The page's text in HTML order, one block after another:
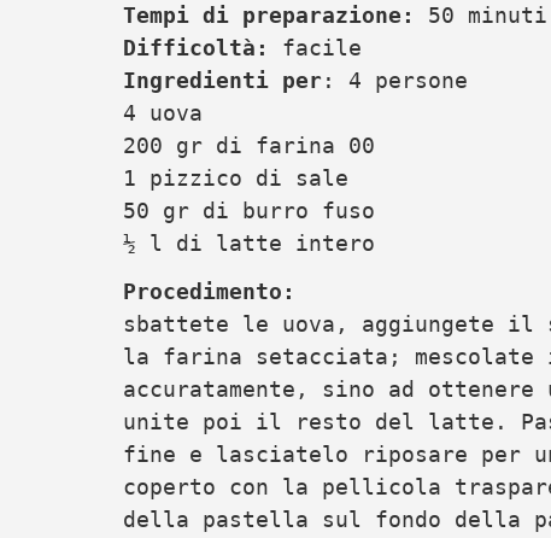
Tempi di preparazione:
50 minuti
Difficoltà:
facile
Ingredienti per : 4 persone
4 uova
200 gr di farina 00
1 pizzico di sale
50 gr di burro fuso
½ l di latte intero
Procedimento:
sbattete le uova, aggiungete
la farina setacciata;
accuratamente, sino ad
unite poi il resto del latte.
fine e lasciatelo riposare per
coperto con la pellicola
della pastella sul fondo della